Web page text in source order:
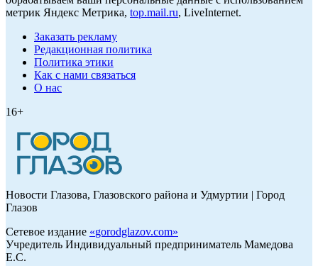
метрик Яндекс Метрика, top.mail.ru, LiveInternet.
Заказать рекламу
Редакционная политика
Политика этики
Как с нами связаться
О нас
16+
Новости Глазова, Глазовского района и Удмуртии | Город
Глазов
Сетевое издание «gorodglazov.com»
Учредитель Индивидуальный предприниматель Мамедова
Е.С.